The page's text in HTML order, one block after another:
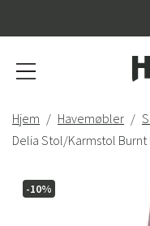
Hjem Havemøbler
Delia Stol/Karmstol Burnt
-10%